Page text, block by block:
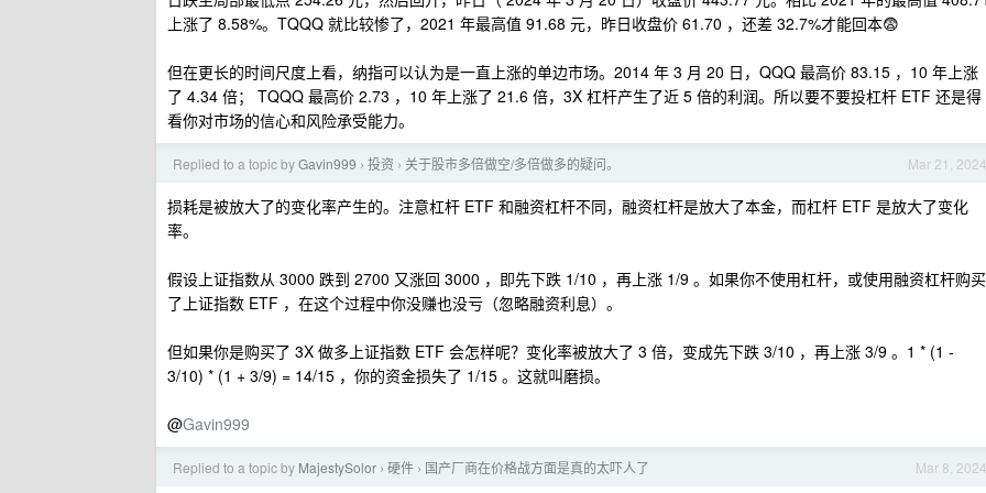
上涨了 8.58%。TQQQ 就比较惨了，2021 年最高值 91.68 元，昨日收盘价 61.70 ，还差 32.7%才能回本😨
但在更长的时间尺度上看，纳指可以认为是一直上涨的单边市场。2014 年 3 月 20 日，QQQ 最高价 83.15 ，10 年上涨
了 4.34 倍； TQQQ 最高价 2.73 ，10 年上涨了 21.6 倍，3X 杠杆产生了近 5 倍的利润。所以要不要投杠杆 ETF 还是得
看你对市场的信心和风险承受能力。
Mar 21, 2024
Replied to a topic byGavin999 › 投资 › 关于股市多倍做空/多倍做多的疑问。
损耗是被放大了的变化率产生的。注意杠杆 ETF 和融资杠杆不同，融资杠杆是放大了本金，而杠杆 ETF 是放大了变化
率。
假设上证指数从 3000 跌到 2700 又涨回 3000 ，即先下跌 1/10 ，再上涨 1/9 。如果你不使用杠杆，或使用融资杠杆购买
了上证指数 ETF ，在这个过程中你没赚也没亏（忽略融资利息）。
但如果你是购买了 3X 做多上证指数 ETF 会怎样呢？变化率被放大了 3 倍，变成先下跌 3/10 ，再上涨 3/9 。1 * (1 -
3/10) * (1 + 3/9) = 14/15 ，你的资金损失了 1/15 。这就叫磨损。
@Gavin999
Mar 8, 2024
Replied to a topic by MajestySolor › 硬件 › 国产厂商在价格战方面是真的太吓人了